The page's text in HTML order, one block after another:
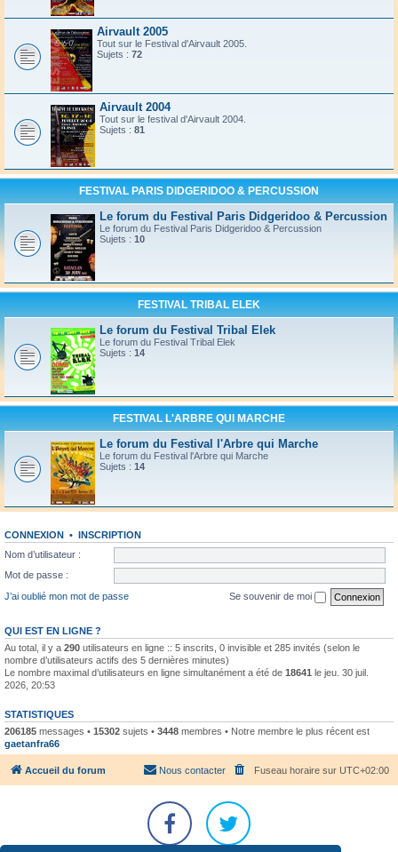
Airvault 2005
Tout sur le Festival d'Airvault 2005.
Sujets : 72
Airvault 2004
Tout sur le festival d'Airvault 2004.
Sujets : 81
FESTIVAL PARIS DIDGERIDOO & PERCUSSION
Le forum du Festival Paris Didgeridoo & Percussion
Le forum du Festival Paris Didgeridoo & Percussion
Sujets : 10
FESTIVAL TRIBAL ELEK
Le forum du Festival Tribal Elek
Le forum du Festival Tribal Elek
Sujets : 14
FESTIVAL L'ARBRE QUI MARCHE
Le forum du Festival l'Arbre qui Marche
Le forum du Festival l'Arbre qui Marche
Sujets : 14
CONNEXION • INSCRIPTION
Nom d’utilisateur :
Mot de passe :
J’ai oublié mon mot de passe
Se souvenir de moi
QUI EST EN LIGNE ?
Au total, il y a 290 utilisateurs en ligne :: 5 inscrits, 0 invisible et 285 invités (selon le
nombre d’utilisateurs actifs des 5 dernières minutes)
Le nombre maximal d’utilisateurs en ligne simultanément a été de 18641 le jeu. 30 juil.
2026, 20:53
STATISTIQUES
206185 messages • 15302 sujets • 3448 membres • Notre membre le plus récent est
gaetanfra66
Accueil du forum Fuseau horaire sur UTC+02:00
Nous contacter